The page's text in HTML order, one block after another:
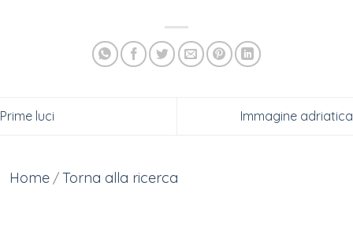
Prime luci Immagine adriatica
Home / Torna alla ricerca